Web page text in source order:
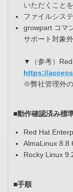
いただくこと
ファイルシス
growpart コマ
サポート対象外
▼（参考）
https://
※弊社管理外
■動作確認済み標
Red Hat
AlmaLinux 8.8
Rocky Linux
■手順